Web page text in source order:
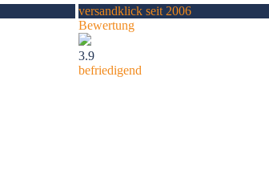
versandklick seit 2006
Bewertung
3.9
befriedigend